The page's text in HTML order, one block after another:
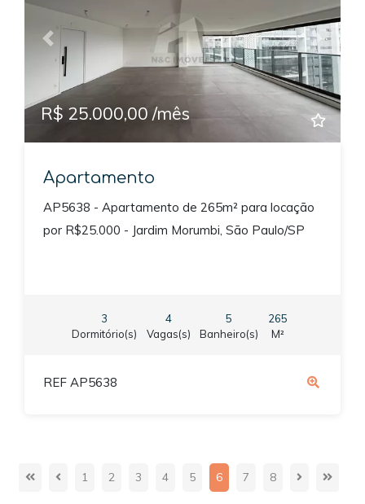
Previous Next
R$ 25.000,00 /mês
Apartamento
AP5638 - Apartamento de 265m² para locação
por R$25.000 - Jardim Morumbi, São Paulo/SP
3
Dormitório(s)
4
Vagas(s)
5
Banheiro(s)
265
M²
REF AP5638
1 2 3 4 5 6 7 8